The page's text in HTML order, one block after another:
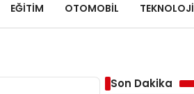
EĞITIM OTOMOBIL TEKNOLOJI
Son Dakika